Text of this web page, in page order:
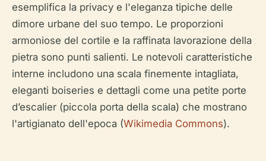
esemplifica la privacy e l'eleganza tipiche delle
dimore urbane del suo tempo. Le proporzioni
armoniose del cortile e la raffinata lavorazione della
pietra sono punti salienti. Le notevoli caratteristiche
interne includono una scala finemente intagliata,
eleganti boiseries e dettagli come una petite porte
d’escalier (piccola porta della scala) che mostrano
l'artigianato dell'epoca (Wikimedia Commons).